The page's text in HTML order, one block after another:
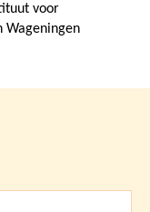
voor
Wageningen